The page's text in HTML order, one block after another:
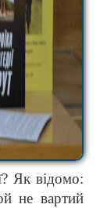
Як відомо:
не вартий